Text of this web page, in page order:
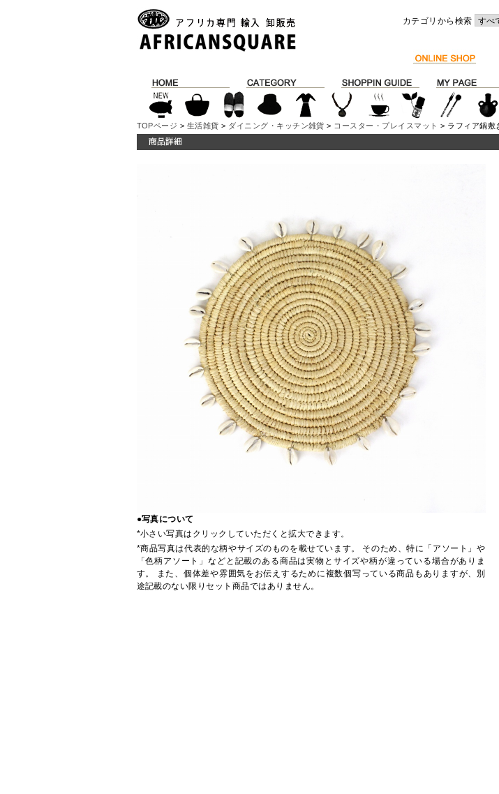
カテゴリから検索
TOPページ > 生活雑貨 > ダイニング・キッチン雑貨 > コースター・プレイスマット > ラフィア鍋敷
●写真について
*小さい写真はクリックしていただくと拡大できます。
*商品写真は代表的な柄やサイズのものを載せています。 そのため、特に「アソート」や
「色柄アソート」などと記載のある商品は実物とサイズや柄が違っている場合がありま
す。 また、個体差や雰囲気をお伝えするために複数個写っている商品もありますが、別
途記載のない限りセット商品ではありません。